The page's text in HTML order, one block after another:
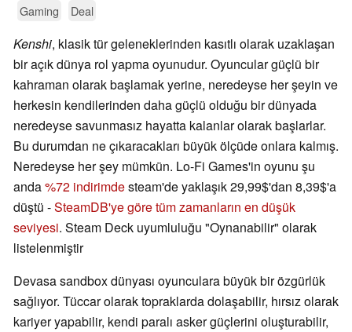
Gaming Deal
Kenshi, klasik tür geleneklerinden kasıtlı olarak uzaklaşan
bir açık dünya rol yapma oyunudur. Oyuncular güçlü bir
kahraman olarak başlamak yerine, neredeyse her şeyin ve
herkesin kendilerinden daha güçlü olduğu bir dünyada
neredeyse savunmasız hayatta kalanlar olarak başlarlar.
Bu durumdan ne çıkaracakları büyük ölçüde onlara kalmış.
Neredeyse her şey mümkün. Lo-Fi Games'in oyunu şu
anda%72 indirimdesteam'de yaklaşık 29,99$'dan 8,39$'a
düştü -SteamDB'ye göre tüm zamanların en düşük
seviyesi. Steam Deck uyumluluğu "Oynanabilir" olarak
listelenmiştir
Devasa sandbox dünyası oyunculara büyük bir özgürlük
sağlıyor. Tüccar olarak topraklarda dolaşabilir, hırsız olarak
kariyer yapabilir, kendi paralı asker güçlerini oluşturabilir,